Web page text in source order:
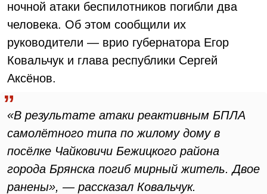
ночной атаки беспилотников погибли два
человека. Об этом сообщили их
руководители — врио губернатора Егор
Ковальчук и глава республики Сергей
Аксёнов.
«В результате атаки реактивным БПЛА
самолётного типа по жилому дому в
посёлке Чайковичи Бежицкого района
города Брянска погиб мирный житель. Двое
ранены», — рассказал Ковальчук.